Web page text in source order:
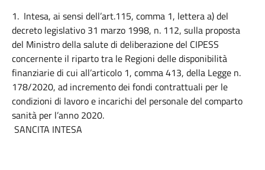
1. Intesa, ai sensi dell’art.115, comma 1, lettera a) del
decreto legislativo 31 marzo 1998, n. 112, sulla proposta
del Ministro della salute di deliberazione del CIPESS
concernente il riparto tra le Regioni delle disponibilità
finanziarie di cui all’articolo 1, comma 413, della Legge n.
178/2020, ad incremento dei fondi contrattuali per le
condizioni di lavoro e incarichi del personale del comparto
sanità per l’anno 2020.
SANCITA INTESA